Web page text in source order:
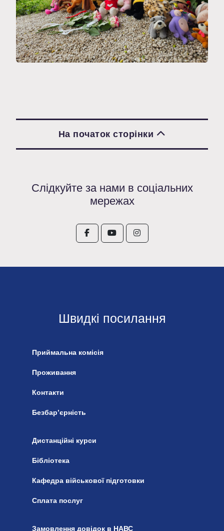
На початок сторінки
Слідкуйте за нами в соціальних
мережах
Швидкі посилання
Приймальна комісія
Проживання
Контакти
Безбар’єрність
Дистанційні курси
Бібліотека
Кафедра військової підготовки
Сплата послуг
Замовлення довідок в НАВС